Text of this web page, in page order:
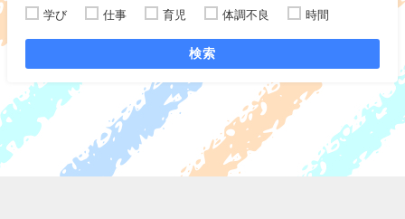
学び
仕事 育児 体調不良 時間
検索